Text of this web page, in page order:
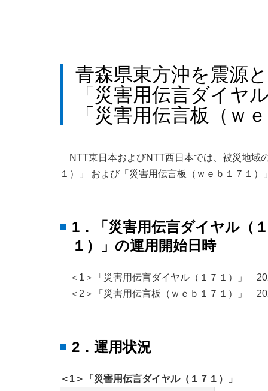
青森県東方沖を震源
「災害用伝言ダイヤ
「災害用伝言板（ｗ
NTT東日本およびNTT西日本では、被災地域
１）」 および「災害用伝言板（ｗｅｂ１７１
1．「災害用伝言ダイヤル（
１）」の運用開始日時
＜1＞「災害用伝言ダイヤル（１７１）」
＜2＞「災害用伝言板（ｗｅｂ１７１）」
2．運用状況
＜1＞「災害用伝言ダイヤル（１７１）」